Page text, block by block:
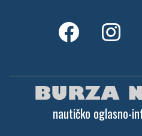
nautičko oglasno-